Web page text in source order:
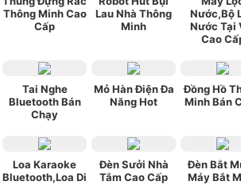
Thông Minh Cao
Cấp
Lau Nhà Thông
Minh
Nước,Bộ
Nước Tại
Cao
Tai Nghe
Bluetooth Bán
Chạy
Mỏ Hàn Điện Đa
Năng Hot
Đồng Hồ
Minh Bán
Loa Karaoke
Bluetooth,Loa Di
Đèn Sưởi Nhà
Tắm Cao Cấp
Đèn Bắt
Máy Bắt